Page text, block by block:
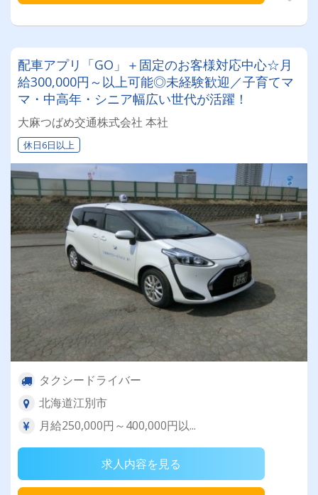
配車アプリ「GO」＋固定のお客様対応中心☆月
給300,000円～以上可能◎未経験歓迎／子育てマ
マ・中高年・シニア幅広い世代が活躍！
大麻つばめ交通株式会社 本社
休日6日以上
タクシードライバー
北海道江別市
月給250,000円～400,000円以...
求人内容を見る